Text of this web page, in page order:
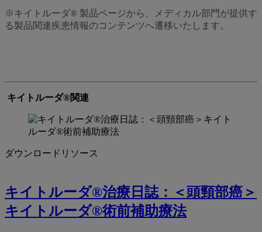
※キイトルーダ® 製品ページから、メディカル部門が提供す
る製品関連疾患情報のコンテンツへ遷移いたします。
キイトルーダ®関連
ダウンロードリソース
キイトルーダ®治療日誌：＜頭頸部癌＞
キイトルーダ®術前補助療法